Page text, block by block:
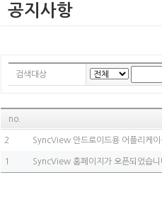
공지사항
검색대상
no.
2 SyncView 안드로이드용 어플리케
1 SyncView 홈페이지가 오픈되었습